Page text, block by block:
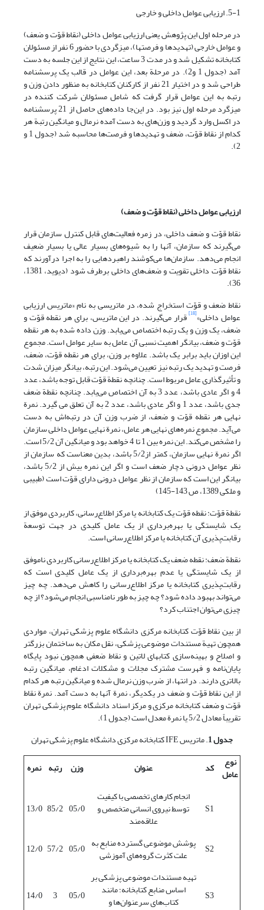
5-1. ارزیابی عوامل داخلی و خارجی
در مرحله اول این پژوهش یعنی ارزیابی عوامل داخلی (نقاط قوّت و ضعف)
و عوامل خارجی (تهدیدها و فرصتها)، میزگردی با حضور 6 نفر از مسئولان
کتابخانه تشکیل شد و در مدت 3 ساعت، این نتایج از این جلسه به دست
آمد (جدول 1 و2). در مرحلة بعد، این عوامل در قالب یک پرسشنامه
طراحی شد و در اختیار 21 نفر از کارکنان کتابخانه به منظور دادن وزن و
رتبه به این عوامل قرار گرفت که شامل مسئولان شرکت کننده در
میزگرد مرحله اول نیز بود. در این‌جا داده‌های حاصل از 21 پرسشنامه
در اکسل وارد گردید و وزن‌های به دست آمده نرمال و میانگین رتبة هر
کدام از نقاط قوّت، ضعف و تهدیدها و فرصت‌ها محاسبه شد (جدول 1 و
2).
ارزیابی عوامل داخلی (نقاط قوّت و ضعف)
نقاط قوّت و ضعف داخلی، در زمره فعالیت‌های قابل کنترل سازمان قرار
می‌‌گیرند که سازمان، آنها را به شیوه‌های بسیار عالی یا بسیار ضعیف
انجام می‌دهد. سازمان‌ها می‌کوشند راهبردهایی را به اجرا درآورند که
نقاط قوّت داخلی تقویت و ضعف‌های داخلی برطرف شود (دیوید، 1381،
36).
نقاط ضعف و قوّت استخراج شده، در ماتریسی به نام «ماتریس ارزیابی
عوامل داخلی»[18] قرار می‌گیرند. در این ماتریس، برای هر نقطه قوّت و
ضعف، یک وزن و یک رتبه اختصاص می‌یابد. وزن داده شده به هر نقطه
قوّت و ضعف، بیانگر اهمیت نسبی آن عامل به سایر عوامل است. مجموع
این اوزان باید برابر یک باشد. علاوه بر وزن، برای هر نقطه قوّت، ضعف،
فرصت و تهدید یک رتبه نیز تعیین می‌شود. این رتبه، بیانگر میزان شدت
و تأثیرگذاری عامل مربوط است. چنانچه نقطة قوّت قابل توجه باشد، عدد
4 و اگر عادی باشد، عدد 3 به آن اختصاص می‌یابد. چنانچه نقطة ضعف
جدی باشد، عدد 1 و اگر عادی باشد، عدد 2 به آن تعلق می ‌گیرد. نمرة
نهایی هر نقطه قوّت و ضعف، از ضرب وزن آن در رتبه‌اش به دست
می‌آید. مجموع نمره‌های نهایی هر عامل، نمرة نهایی عوامل داخلی سازمان
را مشخص می‌کند. این نمره بین 1 تا 4 خواهد بود و میانگین آن 5/2 است.
اگر نمرة نهایی سازمان، کمتر از5/2 باشد، بدین معناست که سازمان از
نظر عوامل درونی دچار ضعف است و اگر این نمره بیش از 5/2 باشد،
بیانگر این است که سازمان از نظر عوامل درونی دارای قوّت است (طبیبی
و ملکی 1389، ص 143-145)
نقطة قوّت: نقطه قوّت یک کتابخانه یا مرکز اطلاع‌رسانی، کاربردی موفق از
یک شایستگی یا بهره‌برداری از یک عامل کلیدی در جهت توسعة
رقابت‌پذیری آن کتابخانه یا مرکز اطلاع‌رسانی است.
نقطة ضعف: نقطه ضعف یک کتابخانه یا مرکز اطلاع‌رسانی کاربردی ناموفق
از یک شایستگی یا عدم بهره‌برداری از یک عامل کلیدی است که
رقابت‌پذیری کتابخانه یا مرکز اطلاع‌رسانی را کاهش می‌دهد. چه چیز
می‌تواند بهبود داده شود؟ چه چیز به طور نامناسبی انجام می‌شود؟ از چه
چیزی می‌توان اجتناب کرد؟
از بین نقاط قوّت کتابخانه مرکزی دانشگاه علوم پزشکی تهران، مواردی
همچون تهیة مستندات موضوعی پزشکی، نقل مکان به ساختمان بزرگتر
و اصلاح و بهینه‌سازی کتابهای لاتین و نقاط ضعفی همچون نبود پایگاه
پایان‌نامه و فهرست مشترک مجلات و مشکلات ادغام، میانگین رتبه
بالاتری دارند. در انتها، از ضرب وزن نرمال شده و میانگین رتبه هر کدام
از این نقاط قوّت و ضعف در یکدیگر، نمرة آنها به دست آمد. نمرة نقاط
قوّت و ضعف کتابخانه مرکزی و مرکز اسناد دانشگاه علوم پزشکی تهران
تقریباً معادل 5/2 یا نمرة معدل است (جدول 1).
جدول 1 . ماتریس IFE کتابخانه مرکزی دانشگاه علوم پزشکی تهران
نوع
عامل کد عنوان وزن رتبه نمره
S1
انجام کارهای تخصصی با کیفیت
توسط نیروی انسانی متخصص و
علاقه‌مند
05/0
85/2
13/0
S2 پوشش موضوعی گسترده منابع به
علت کثرت گروه‌های آموزشی 05/0
57/2
12/0
S3
تهیه مستندات موضوعی پزشکی بر
اساس منابع کتابخانه؛ مانند
کتاب‌های سرعنوان‌ها و 05/0
3
14/0